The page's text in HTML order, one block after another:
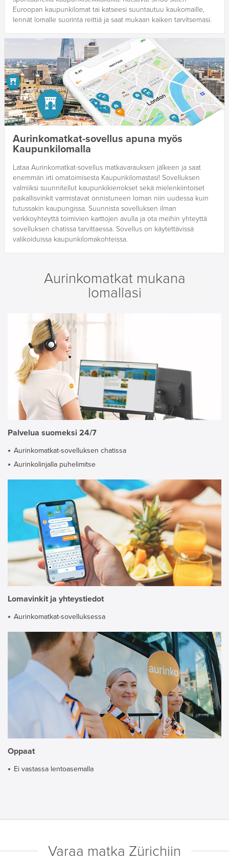
Euroopan kaupunkilomat tai katseesi suuntautuu kaukomaille,
lennät lomalle suorinta reittiä ja saat mukaan kaiken tarvitsemasi.
Aurinkomatkat-sovellus apuna myös
Kaupunkilomalla
Lataa Aurinkomatkat-sovellus matkavarauksen jälkeen ja saat
enemmän irti omatoimisesta Kaupunkilomastasi! Sovelluksen
valmiiksi suunnitellut kaupunkikierrokset sekä mielenkiintoiset
paikallisvinkit varmistavat onnistuneen loman niin uudessa kuin
tutussakin kaupungissa. Suunnista sovelluksen ilman
verkkoyhteyttä toimivien karttojen avulla ja ota meihin yhteyttä
sovelluksen chatissa tarvittaessa. Sovellus on käytettävissä
valikoiduissa kaupunkilomakohteissa.
Aurinkomatkat mukana
lomallasi
Palvelua suomeksi 24/7
Aurinkomatkat-sovelluksen chatissa
Aurinkolinjalla puhelimitse
Lomavinkit ja yhteystiedot
Aurinkomatkat-sovelluksessa
Oppaat
Ei vastassa lentoasemalla
Varaa matka Zürichiin